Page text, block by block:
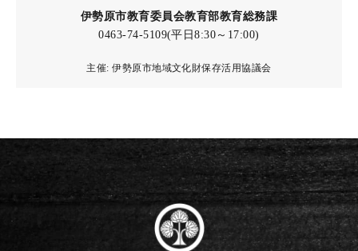
伊勢原市教育委員会教育部教育総務課
0463-74-5109(平日8:30～17:00)
主催: 伊勢原市地域文化財保存活用協議会